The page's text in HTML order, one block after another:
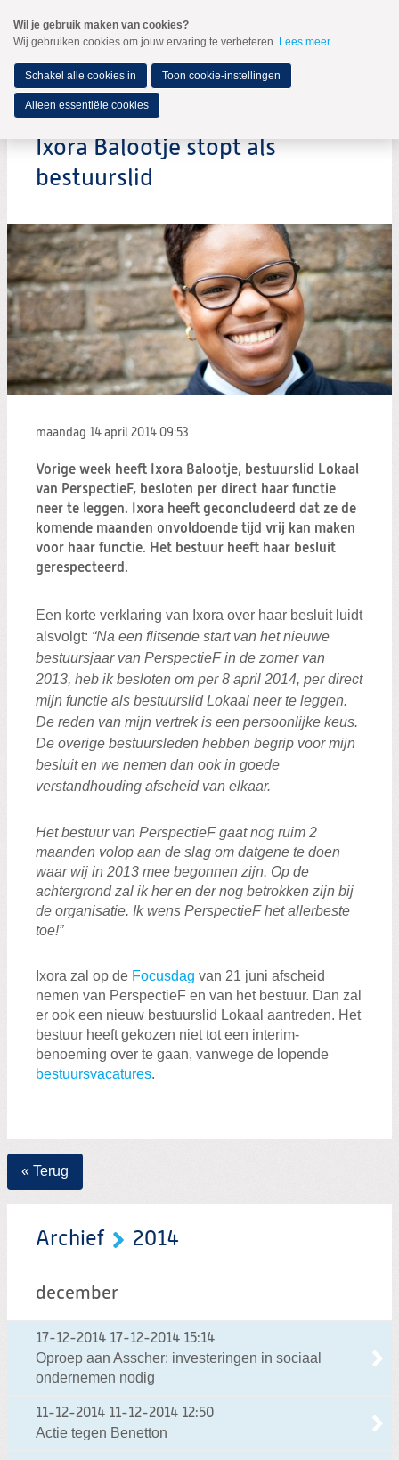
naar
Spring
de
inhoud
Spring
naar
hoofdmenu
MENU
Ixora Balootje stopt als
bestuurslid
maandag 14 april 2014 09:53
Vorige week heeft Ixora Balootje, bestuurslid Lokaal
van PerspectieF, besloten per direct haar functie
neer te leggen. Ixora heeft geconcludeerd dat ze de
komende maanden onvoldoende tijd vrij kan maken
voor haar functie. Het bestuur heeft haar besluit
gerespecteerd.
Een korte verklaring van Ixora over haar besluit luidt
alsvolgt: “Na een flitsende start van het nieuwe
bestuursjaar van PerspectieF in de zomer van
2013, heb ik besloten om per 8 april 2014, per direct
mijn functie als bestuurslid Lokaal neer te leggen.
De reden van mijn vertrek is een persoonlijke keus.
De overige bestuursleden hebben begrip voor mijn
besluit en we nemen dan ook in goede
verstandhouding afscheid van elkaar.
Het bestuur van PerspectieF gaat nog ruim 2
maanden volop aan de slag om datgene te doen
waar wij in 2013 mee begonnen zijn. Op de
achtergrond zal ik her en der nog betrokken zijn bij
de organisatie. Ik wens PerspectieF het allerbeste
toe!”
Ixora zal op de Focusdag van 21 juni afscheid
nemen van PerspectieF en van het bestuur. Dan zal
er ook een nieuw bestuurslid Lokaal aantreden. Het
bestuur heeft gekozen niet tot een interim-
benoeming over te gaan, vanwege de lopende
bestuursvacatures.
« Terug
Archief 2014
december
17-12-2014 17-12-2014 15:14
Oproep aan Asscher: investeringen in sociaal
ondernemen nodig
11-12-2014 11-12-2014 12:50
Actie tegen Benetton
Wil je gebruik maken van cookies?
Wij gebruiken cookies om jouw ervaring te verbeteren. Lees meer.
Schakel alle cookies in Toon cookie-instellingen
Alleen essentiële cookies